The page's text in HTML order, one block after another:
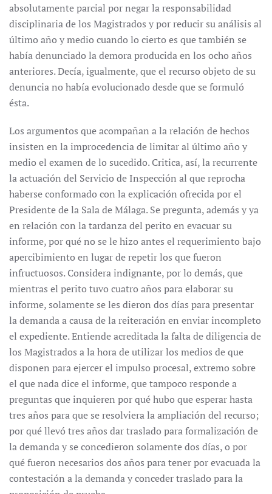
absolutamente parcial por negar la responsabilidad
disciplinaria de los Magistrados y por reducir su análisis al
último año y medio cuando lo cierto es que también se
había denunciado la demora producida en los ocho años
anteriores. Decía, igualmente, que el recurso objeto de su
denuncia no había evolucionado desde que se formuló
ésta.
Los argumentos que acompañan a la relación de hechos
insisten en la improcedencia de limitar al último año y
medio el examen de lo sucedido. Critica, así, la recurrente
la actuación del Servicio de Inspección al que reprocha
haberse conformado con la explicación ofrecida por el
Presidente de la Sala de Málaga. Se pregunta, además y ya
en relación con la tardanza del perito en evacuar su
informe, por qué no se le hizo antes el requerimiento bajo
apercibimiento en lugar de repetir los que fueron
infructuosos. Considera indignante, por lo demás, que
mientras el perito tuvo cuatro años para elaborar su
informe, solamente se les dieron dos días para presentar
la demanda a causa de la reiteración en enviar incompleto
el expediente. Entiende acreditada la falta de diligencia de
los Magistrados a la hora de utilizar los medios de que
disponen para ejercer el impulso procesal, extremo sobre
el que nada dice el informe, que tampoco responde a
preguntas que inquieren por qué hubo que esperar hasta
tres años para que se resolviera la ampliación del recurso;
por qué llevó tres años dar traslado para formalización de
la demanda y se concedieron solamente dos días, o por
qué fueron necesarios dos años para tener por evacuada la
contestación a la demanda y conceder traslado para la